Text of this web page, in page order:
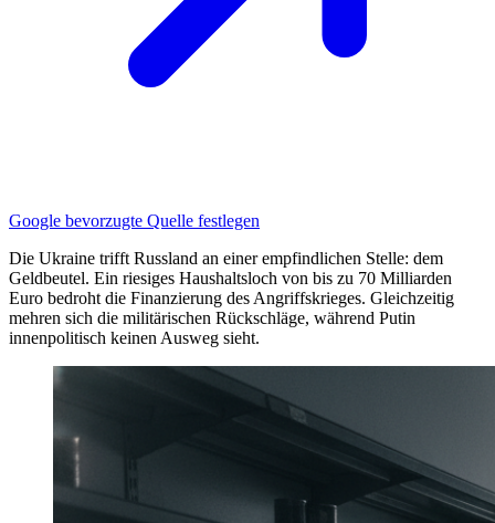
Google bevorzugte Quelle festlegen
Die Ukraine trifft Russland an einer empfindlichen Stelle: dem
Geldbeutel. Ein riesiges Haushaltsloch von bis zu 70 Milliarden
Euro bedroht die Finanzierung des Angriffskrieges. Gleichzeitig
mehren sich die militärischen Rückschläge, während Putin
innenpolitisch keinen Ausweg sieht.